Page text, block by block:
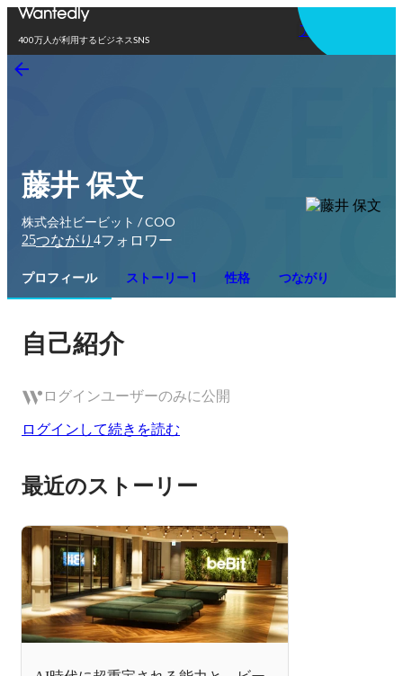
400万人が利用するビジネスSNS
アプリを使う
藤井 保文
株式会社ビービット / COO
25つながり 4フォロワー
プロフィール ストーリー 1 性格 つながり
自己紹介
ログインユーザーのみに公開
ログインして続きを読む
最近のストーリー